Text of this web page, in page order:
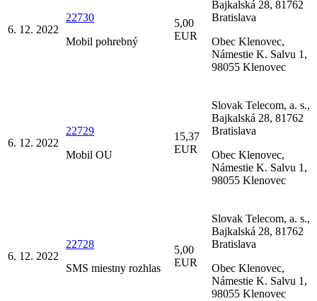
6. 12. 2022
22730
Mobil pohrebný
5,00
EUR
Bajkalská 28, 81762
Bratislava
Obec Klenovec,
Námestie K. Salvu 1,
98055 Klenovec
6. 12. 2022
22729
Mobil OU
15,37
EUR
Slovak Telecom, a. s.,
Bajkalská 28, 81762
Bratislava
Obec Klenovec,
Námestie K. Salvu 1,
98055 Klenovec
6. 12. 2022
22728
SMS miestny rozhlas
5,00
EUR
Slovak Telecom, a. s.,
Bajkalská 28, 81762
Bratislava
Obec Klenovec,
Námestie K. Salvu 1,
98055 Klenovec